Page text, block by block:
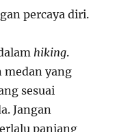
percaya diri.
hiking.
medan yang
sesuai
Jangan
panjang